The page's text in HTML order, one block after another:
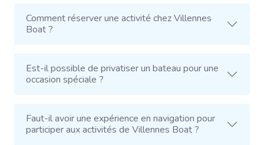
Comment réserver une activité chez Villennes
Boat ?
Est-il possible de privatiser un bateau pour une
occasion spéciale ?
Faut-il avoir une expérience en navigation pour
participer aux activités de Villennes Boat ?